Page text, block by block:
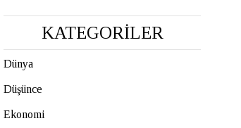
KATEGORİLER
Dünya
Düşünce
Ekonomi